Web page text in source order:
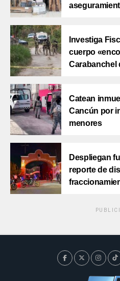
Investiga
cuerpo
Carabanchel
Catean
Cancún por
menores
Despliegan
reporte de